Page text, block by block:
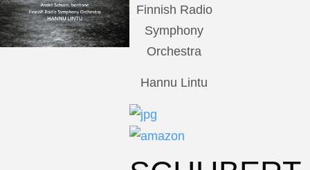
Finnish Radio
Symphony
Orchestra
Hannu Lintu